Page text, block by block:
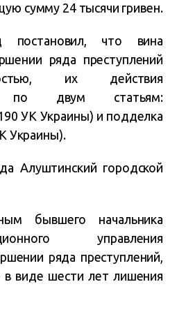
сумму 24 тысячи гривен.
постановил, что вина
ряда преступлений
их действия
по двум статьям:
УК Украины) и подделка
Украины).
Алуштинский городской
бывшего начальника
управления
ряда преступлений,
в виде шести лет лишения